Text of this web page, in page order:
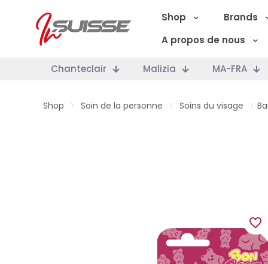
Shop Brands
A propos de nous
Chanteclair Malizia MA-FRA
Shop > Soin de la personne > Soins du visage >